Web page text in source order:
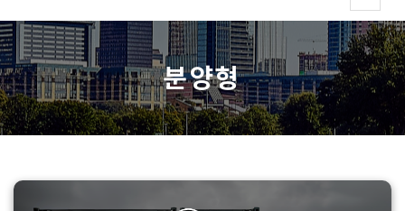
-
홈
으
로
뉴
분양형